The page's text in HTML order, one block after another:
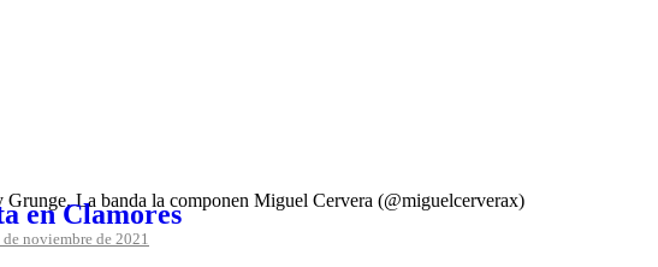
La banda la componen Miguel Cervera (@miguelcerverax)
en Clamores
de noviembre de 2021